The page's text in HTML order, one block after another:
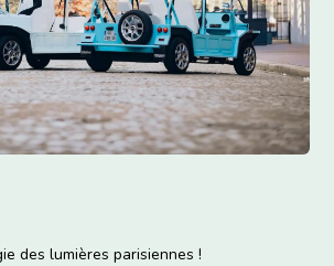
des lumières parisiennes !